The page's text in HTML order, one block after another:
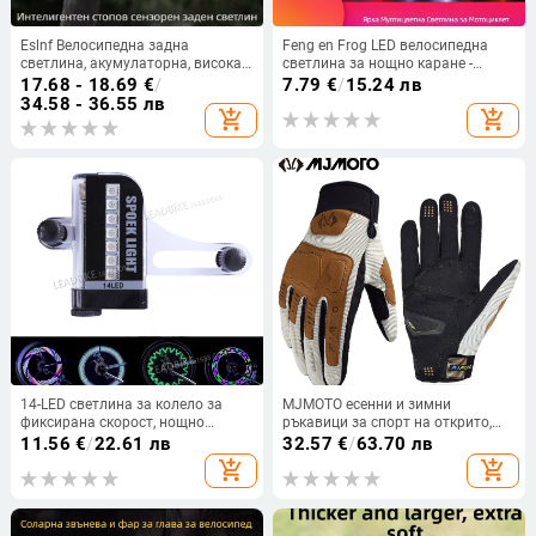
Eslnf Велосипедна задна
светлина, акумулаторна, висока
издръжливост, нощна
велосипедна светлина, шосейна
велосипедна светлина,
планинско велосипедно
17.68 - 18.69 €/
34.58 - 36.55 лв
add_shopping_cart
Feng en Frog LED велосипедна
светлина за нощно каране -
предна и задна светлина за
велосипед, скутер и баланс борд
7.79 €/15.24 лв
add_shopping_cart
14-LED светлина за колело за
фиксирана скорост, нощно
каране, водоустойчива
предупредителна светлина A02
11.56 €/22.61 лв
add_shopping_cart
MJMOTO есенни и зимни
ръкавици за спорт на открито,
шосейно колоездене, дишащи,
неплъзгащи се, устойчиви на
износване, омекотяващи, анти-
32.57 €/63.70 лв
add_shopping_cart